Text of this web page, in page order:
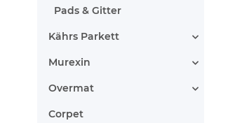
Pads & Gitter
Kährs Parkett
Murexin
Overmat
Corpet